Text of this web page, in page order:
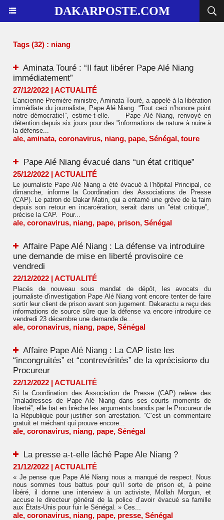
DAKARPOSTE.COM
Tags (32) : niang
Aminata Touré : “Il faut libérer Pape Alé Niang
immédiatement”
27/12/2022 | ACTUALITÉ
L’ancienne Première ministre, Aminata Touré, a appelé à la libération
immédiate du journaliste, Pape Alé Niang. “Tout ceci n’honore point
notre démocratie!”, estime-t-elle. Pape Alé Niang, renvoyé en
détention depuis six jours pour des "informations de nature à nuire à
la défense...
ale, aminata, coronavirus, niang, pape, Sénégal, toure
Pape Alé Niang évacué dans “un état critique”
25/12/2022 | ACTUALITÉ
Le journaliste Pape Alé Niang a été évacué à l’hôpital Principal, ce
dimanche, informe la Coordination des Associations de Presse
(CAP). Le patron de Dakar Matin, qui a entamé une grève de la faim
depuis son retour en incarcération, serait dans un “état critique”,
précise la CAP. Pour...
ale, coronavirus, niang, pape, prison, Sénégal
Affaire Pape Alé Niang : La défense va introduire
une demande de mise en liberté provisoire ce
vendredi
22/12/2022 | ACTUALITÉ
Placés de nouveau sous mandat de dépôt, les avocats du
journaliste d'investigation Pape Alé Niang vont encore tenter de faire
sortir leur client de prison avant son jugement. Dakaractu a reçu des
informations de source sûre que la défense va encore introduire ce
vendredi 23 décembre une demande de...
ale, coronavirus, niang, pape, Sénégal
Affaire Pape Alé Niang : La CAP liste les
“incongruités” et “contrevérités” de la «précision» du
Procureur
22/12/2022 | ACTUALITÉ
Si la Coordination des Association de Presse (CAP) relève des
“maladresses de Pape Alé Niang dans ses courts moments de
liberté”, elle bat en brèche les arguments brandis par le Procureur de
la République pour justifier son arrestation. “C’est un commentaire
gratuit et méchant qui prouve encore...
ale, coronavirus, niang, pape, Sénégal
La presse a-t-elle lâché Pape Ale Niang ?
21/12/2022 | ACTUALITÉ
« Je pense que Pape Alé Niang nous a manqué de respect. Nous
nous sommes tous battus pour qu’il sorte de prison et, à peine
libéré, il donne une interview à un activiste, Mollah Morgun, et
accuse le directeur général de la police d’avoir évacué sa famille
aux États-Unis pour fuir le Sénégal. » Ces...
ale, coronavirus, niang, pape, presse, Sénégal